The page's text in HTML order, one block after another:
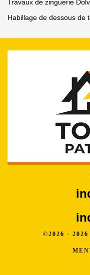
Travaux de zinguerie
Habillage de dessous de
©2026 - 2026